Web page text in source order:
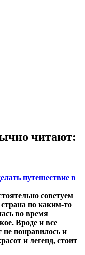
читают:
путешествие в
советуем
по каким-то
во время
Вроде и все
не понравилось и
и легенд, стоит